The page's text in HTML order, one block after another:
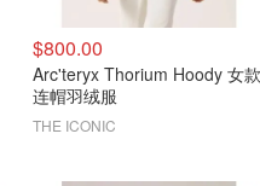
$800.00
Arc'teryx Thorium Hoody 女款
连帽羽绒服
THE ICONIC